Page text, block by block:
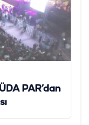
PAR’dan